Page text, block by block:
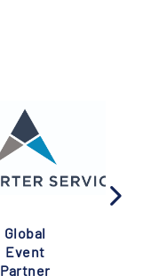
Global
Event
Partner